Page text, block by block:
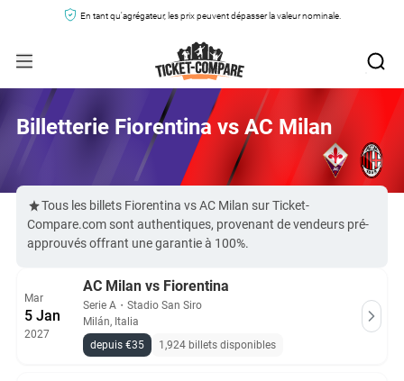
En tant qu'agrégateur, les prix peuvent dépasser la valeur nominale.
Billetterie Fiorentina vs AC Milan
Tous les billets Fiorentina vs AC Milan sur Ticket-
Compare.com sont authentiques, provenant de vendeurs pré-
approuvés offrant une garantie à 100%.
Mar
5 Jan
2027
AC Milan vs Fiorentina
Serie A ・ Stadio San Siro
Milán, Italia
depuis €35
1,924 billets disponibles